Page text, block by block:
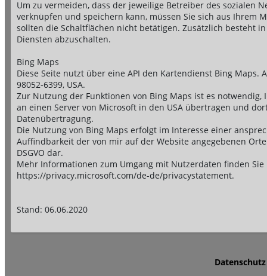
Um zu vermeiden, dass der jeweilige Betreiber des sozialen
verknüpfen und speichern kann, müssen Sie sich aus Ihrem
sollten die Schaltflächen nicht betätigen. Zusätzlich besteht
Diensten abzuschalten.
Bing Maps
Diese Seite nutzt über eine API den Kartendienst Bing Maps.
98052-6399, USA.
Zur Nutzung der Funktionen von Bing Maps ist es
an einen Server von Microsoft in den USA übertragen und
Datenübertragung.
Die Nutzung von Bing Maps erfolgt im Interesse einer
Auffindbarkeit der von mir auf der Website angegebenen
DSGVO dar.
Mehr Informationen zum Umgang mit Nutzerdaten finden
https://privacy.microsoft.com/de-de/privacystatement.
Stand: 06.06.2020
Datenschutz